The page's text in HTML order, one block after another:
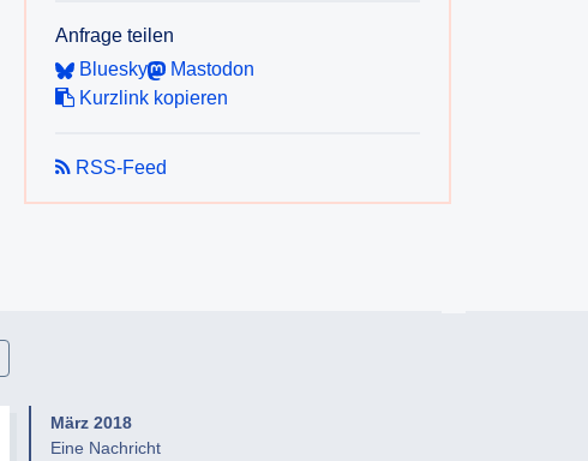
Anfrage teilen
Bluesky
Mastodon
Kurzlink kopieren
RSS-Feed
März 2018
Eine Nachricht